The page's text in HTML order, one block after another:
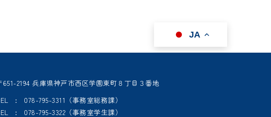
JA
651-2194 兵庫県神戸市西区学園東町８丁目３番地
: 078-795-3311（事務室総務課）
: 078-795-3322（事務室学生課）